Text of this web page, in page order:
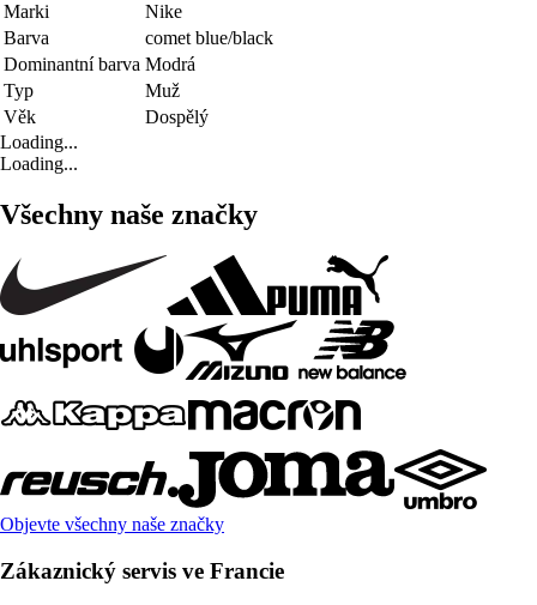
Marki
Nike
Barva
comet blue/black
Dominantní barva Modrá
Typ
Muž
Věk
Dospělý
Loading...
Loading...
Všechny naše značky
Objevte všechny naše značky
Zákaznický servis ve Francie